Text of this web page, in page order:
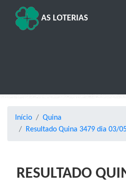
AS LOTERIAS
Início
Quina
Resultado Quina 3479 dia 03/
RESULTADO